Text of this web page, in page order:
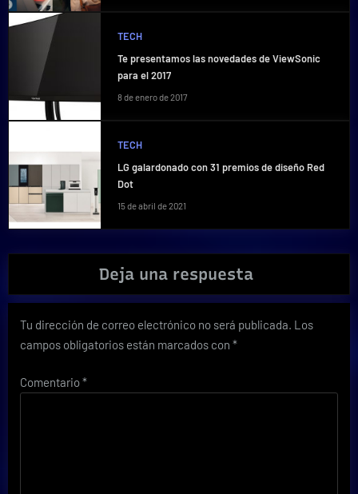
TECH
Te presentamos las novedades de ViewSonic
para el 2017
8 de enero de 2017
TECH
LG galardonado con 31 premios de diseño Red
Dot
15 de abril de 2021
Deja una respuesta
Tu dirección de correo electrónico no será publicada. Los
campos obligatorios están marcados con *
Comentario*